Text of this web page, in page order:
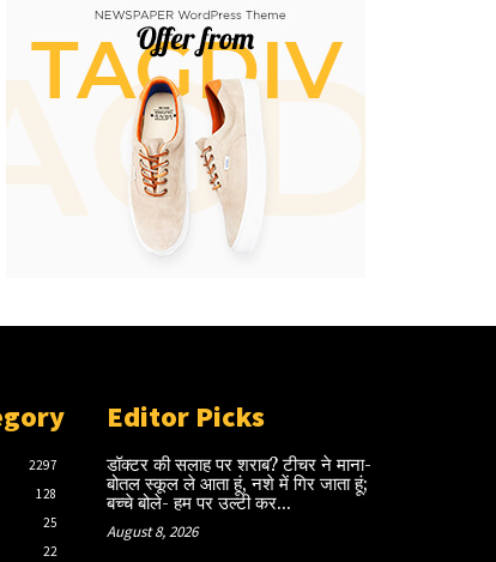
2297
128
25
22
Editor Picks
डॉक्टर की सलाह पर शराब? टीचर ने माना-
बोतल स्कूल ले आता हूं, नशे में गिर जाता हूं;
बच्चे बोले- हम पर उल्टी कर...
August 8, 2026